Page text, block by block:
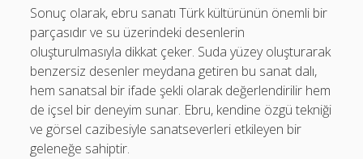
Sonuç olarak, ebru sanatı Türk kültürünün önemli bir
parçasıdır ve su üzerindeki desenlerin
oluşturulmasıyla dikkat çeker. Suda yüzey oluşturarak
benzersiz desenler meydana getiren bu sanat dalı,
hem sanatsal bir ifade şekli olarak değerlendirilir hem
de içsel bir deneyim sunar. Ebru, kendine özgü tekniği
ve görsel cazibesiyle sanatseverleri etkileyen bir
geleneğe sahiptir.